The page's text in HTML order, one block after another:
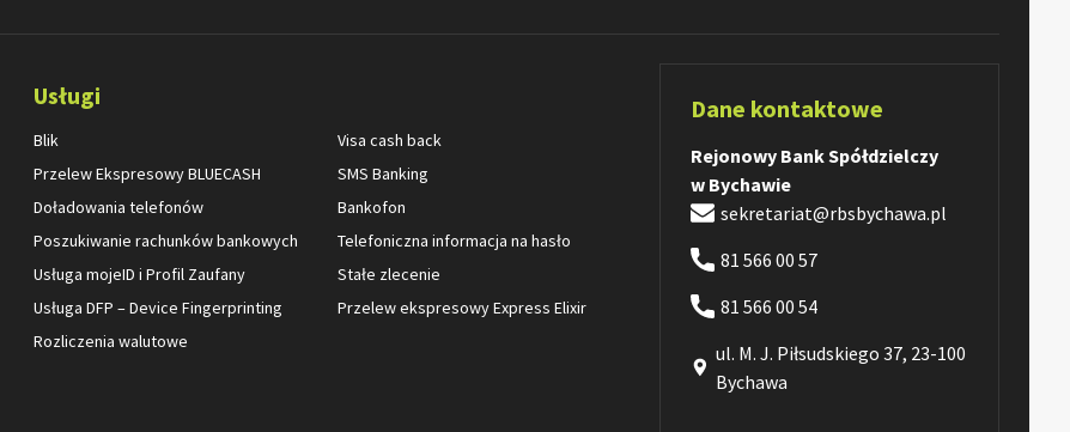
Usługi
Blik
Przelew Ekspresowy BLUECASH
Doładowania telefonów
Poszukiwanie rachunków bankowych
Usługa mojeID i Profil Zaufany
Usługa DFP – Device Fingerprinting
Rozliczenia walutowe
Visa cash back
SMS Banking
Bankofon
Telefoniczna informacja na hasło
Stałe zlecenie
Przelew ekspresowy Express Elixir
Dane kontaktowe
Rejonowy Bank Spółdzielczy
w Bychawie
sekretariat@rbsbychawa.pl
81 566 00 57
81 566 00 54
ul. M. J. Piłsudskiego 37, 23-100
Bychawa